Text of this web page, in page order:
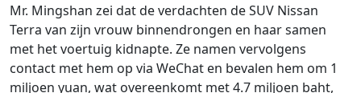
Mr. Mingshan zei dat de verdachten de SUV Nissan
Terra van zijn vrouw binnendrongen en haar samen
met het voertuig kidnapte. Ze namen vervolgens
contact met hem op via WeChat en bevalen hem om 1
miljoen yuan, wat overeenkomt met 4.7 miljoen baht,